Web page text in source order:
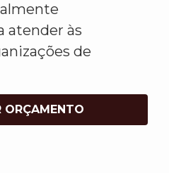
atender às
de
ORÇAMENTO